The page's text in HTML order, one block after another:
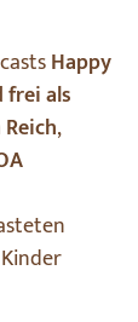
Happy
frei als
,